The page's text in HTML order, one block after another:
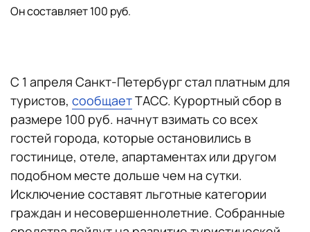
Он составляет 100 руб.
С 1 апреля Санкт-Петербург стал платным для
туристов, сообщаетТАСС. Курортный сбор в
размере 100 руб. начнут взимать со всех
гостей города, которые остановились в
гостинице, отеле, апартаментах или другом
подобном месте дольше чем на сутки.
Исключение составят льготные категории
граждан и несовершеннолетние. Собранные